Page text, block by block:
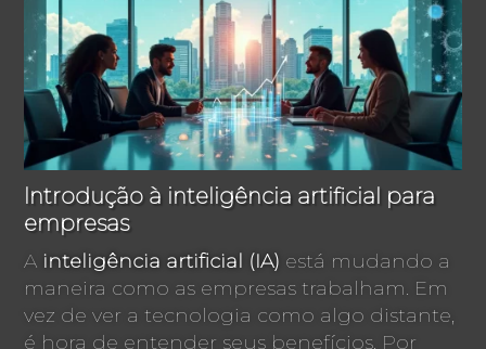
Introdução à inteligência artificial para
empresas
A inteligência artificial (IA) está mudando a
maneira como as empresas trabalham. Em
vez de ver a tecnologia como algo distante,
é hora de entender seus benefícios. Por